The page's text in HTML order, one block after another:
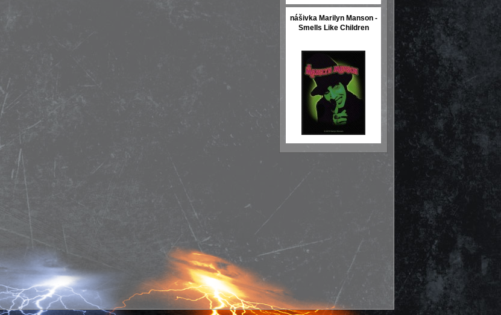
nášivka Marilyn Manson -
Smells Like Children